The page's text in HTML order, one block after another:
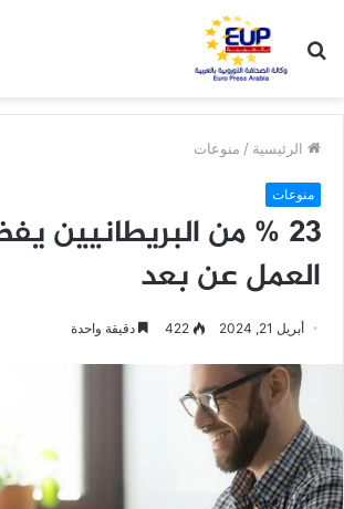
عن
الرئيسية / منوعات
منوعات
23 % من البريطانيين
العمل عن بعد
أبريل 21, 2024 422 دقيقة واحدة